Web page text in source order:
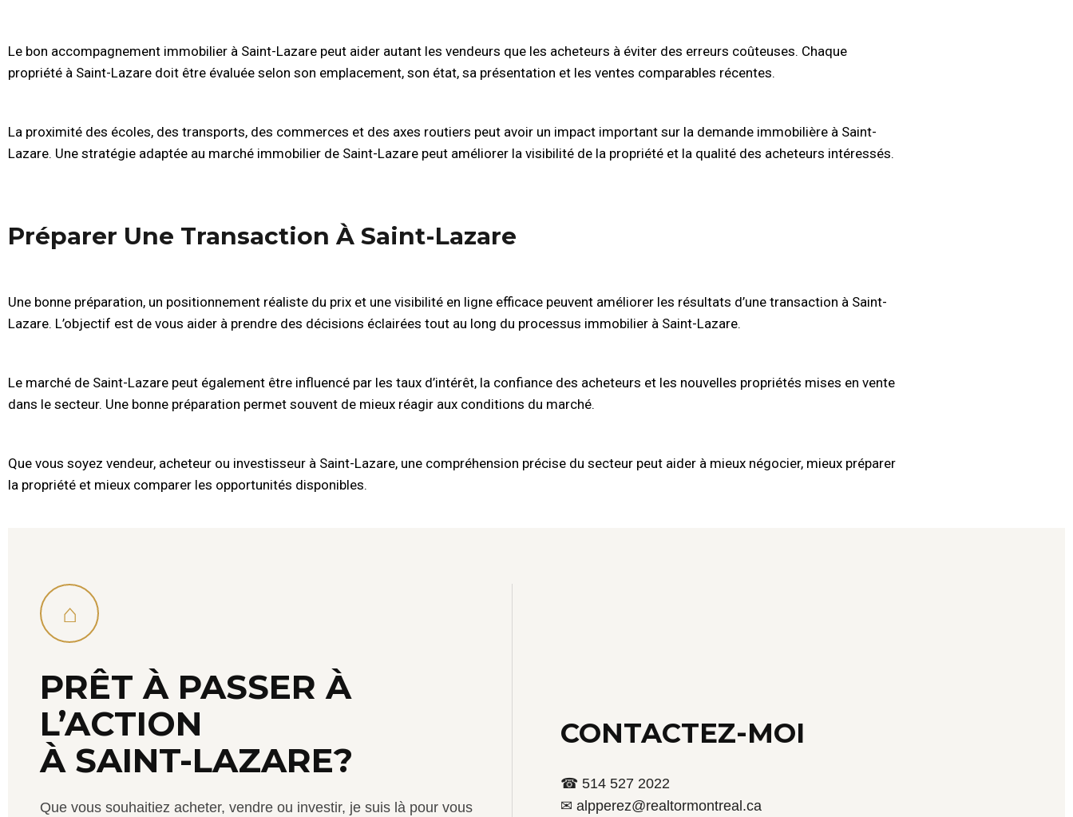
Le bon accompagnement immobilier à Saint-Lazare peut aider autant les vendeurs que les acheteurs à éviter des erreurs coûteuses. Chaque
propriété à Saint-Lazare doit être évaluée selon son emplacement, son état, sa présentation et les ventes comparables récentes.
La proximité des écoles, des transports, des commerces et des axes routiers peut avoir un impact important sur la demande immobilière à Saint-
Lazare. Une stratégie adaptée au marché immobilier de Saint-Lazare peut améliorer la visibilité de la propriété et la qualité des acheteurs intéressés.
Préparer Une Transaction À Saint-Lazare
Une bonne préparation, un positionnement réaliste du prix et une visibilité en ligne efficace peuvent améliorer les résultats d’une transaction à Saint-
Lazare. L’objectif est de vous aider à prendre des décisions éclairées tout au long du processus immobilier à Saint-Lazare.
Le marché de Saint-Lazare peut également être influencé par les taux d’intérêt, la confiance des acheteurs et les nouvelles propriétés mises en vente
dans le secteur. Une bonne préparation permet souvent de mieux réagir aux conditions du marché.
Que vous soyez vendeur, acheteur ou investisseur à Saint-Lazare, une compréhension précise du secteur peut aider à mieux négocier, mieux préparer
la propriété et mieux comparer les opportunités disponibles.
⌂
PRÊT À PASSER À
L’ACTION
À SAINT-LAZARE?
Que vous souhaitiez acheter, vendre ou investir, je suis là pour vous
CONTACTEZ-MOI
☎ 514 527 2022
✉ alpperez@realtormontreal.ca